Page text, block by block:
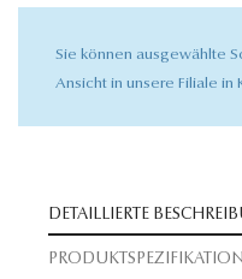
Sie können ausgewählte
Ansicht in unsere Filiale in
DETAILLIERTE
PRODUKTSPEZIFIKATION